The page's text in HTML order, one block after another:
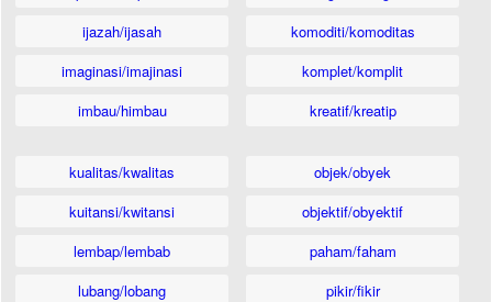
ijazah/ijasah
imaginasi/imajinasi
imbau/himbau
komoditi/komoditas
komplet/komplit
kreatif/kreatip
kualitas/kwalitas
kuitansi/kwitansi
lembap/lembab
lubang/lobang
objek/obyek
objektif/obyektif
paham/faham
pikir/fikir